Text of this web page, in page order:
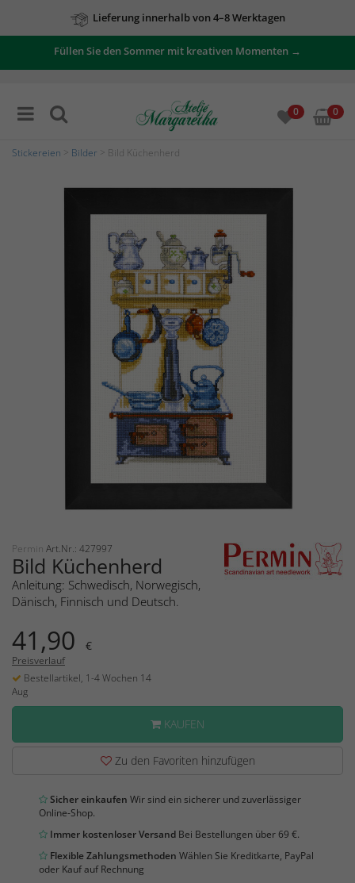
Lieferung innerhalb von 4–8 Werktagen
Füllen Sie den Sommer mit kreativen Momenten →
0 0
Stickereien Bilder > Bild Küchenherd
Permin Art.Nr.: 427997
Bild Küchenherd
Anleitung: Schwedisch, Norwegisch,
Dänisch, Finnisch und Deutsch.
41,90 €
Preisverlauf
Bestellartikel, 1-4 Wochen 14
Aug
KAUFEN
Zu den Favoriten hinzufügen
Sicher einkaufen Wir sind ein sicherer und zuverlässiger
Online-Shop.
Immer kostenloser Versand Bei Bestellungen über 69 €.
Flexible Zahlungsmethoden Wählen Sie Kreditkarte, PayPal
oder Kauf auf Rechnung